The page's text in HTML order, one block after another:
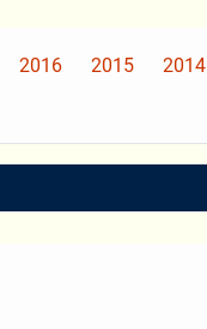
2016 2015 2014